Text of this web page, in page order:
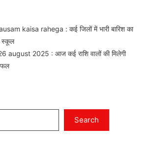
kaisa rahega : कई जिलों में भारी बारिश का
स्कूल
august 2025 : आज कई राशि वालों की मिलेगी
Search